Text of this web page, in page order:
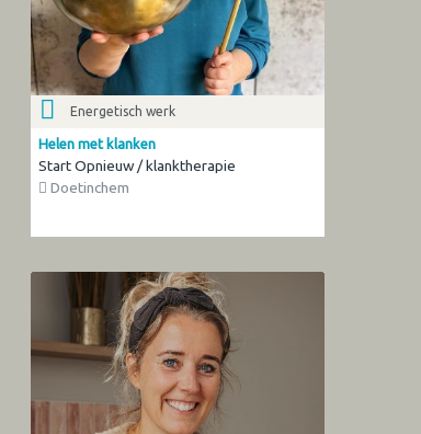
Energetisch werk
Helen met klanken
Start Opnieuw / klanktherapie
Doetinchem